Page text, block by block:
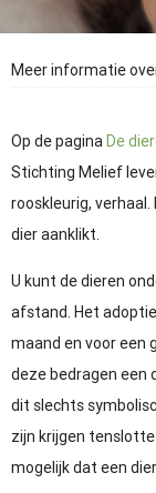
Meer informatie
Op de paginaDe
Stichting Melief
rooskleurig,
dier aanklikt.
U kunt de dieren
afstand. Het
maand en voor een
deze bedragen een
dit slechts
zijn krijgen
mogelijk dat een